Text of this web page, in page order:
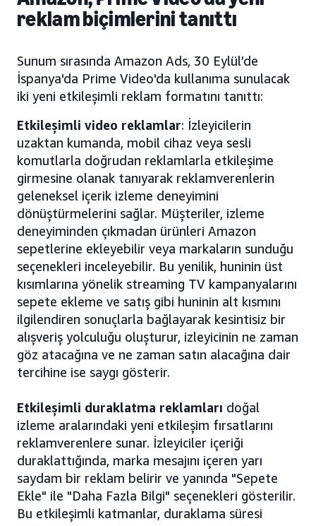
reklam biçimlerini tanıttı
Sunum sırasında Amazon Ads, 30 Eylül’de
İspanya'da Prime Video'da kullanıma sunulacak
iki yeni etkileşimli reklam formatını tanıttı:
Etkileşimli video reklamlar: İzleyicilerin
uzaktan kumanda, mobil cihaz veya sesli
komutlarla doğrudan reklamlarla etkileşime
girmesine olanak tanıyarak reklamverenlerin
geleneksel içerik izleme deneyimini
dönüştürmelerini sağlar. Müşteriler, izleme
deneyiminden çıkmadan ürünleri Amazon
sepetlerine ekleyebilir veya markaların sunduğu
seçenekleri inceleyebilir. Bu yenilik, huninin üst
kısımlarına yönelik streaming TV kampanyalarını
sepete ekleme ve satış gibi huninin alt kısmını
ilgilendiren sonuçlarla bağlayarak kesintisiz bir
alışveriş yolculuğu oluşturur, izleyicinin ne zaman
göz atacağına ve ne zaman satın alacağına dair
tercihine ise saygı gösterir.
Etkileşimli duraklatma reklamları doğal
izleme aralarındaki yeni etkileşim fırsatlarını
reklamverenlere sunar. İzleyiciler içeriği
duraklattığında, marka mesajını içeren yarı
saydam bir reklam belirir ve yanında "Sepete
Ekle" ile "Daha Fazla Bilgi" seçenekleri gösterilir.
Bu etkileşimli katmanlar, duraklama süresi